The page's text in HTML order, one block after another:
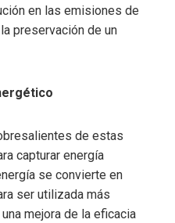
en las emisiones de
preservación de un
de estas
capturar energía
se convierte en
ser utilizada más
mejora de la eficacia